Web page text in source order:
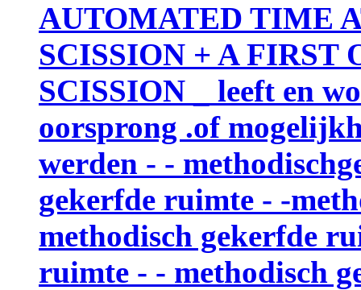
AUTOMATED TIME
SCISSION + A FIRST
SCISSION _ leeft en
oorsprong .of
werden - -
gekerfde ruimte - -
methodisch gekerfde
ruimte - - methodisch